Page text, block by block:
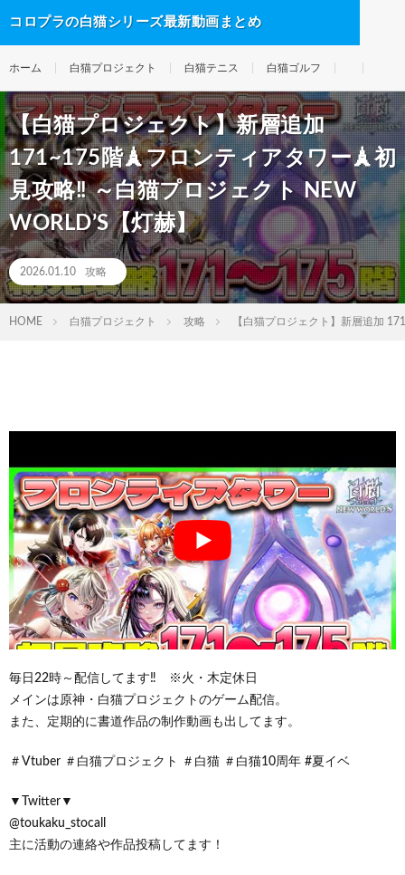
コロプラの白猫シリーズ最新動画まとめ
ホーム 白猫プロジェクト 白猫テニス 白猫ゴルフ
【白猫プロジェクト】新層追加
171~175階🗼フロンティアタワー🗼初
見攻略‼ ～白猫プロジェクト NEW
WORLD’S【灯赫】
2026.01.10 攻略
HOME 白猫プロジェクト 攻略 【白猫プロジェクト】新層追加
毎日22時～配信してます‼ ※火・木定休日
メインは原神・白猫プロジェクトのゲーム配信。
また、定期的に書道作品の制作動画も出してます。
＃Vtuber ＃白猫プロジェクト ＃白猫 ＃白猫10周年 #夏イベ
▼Twitter▼
@toukaku_stocall
主に活動の連絡や作品投稿してます！